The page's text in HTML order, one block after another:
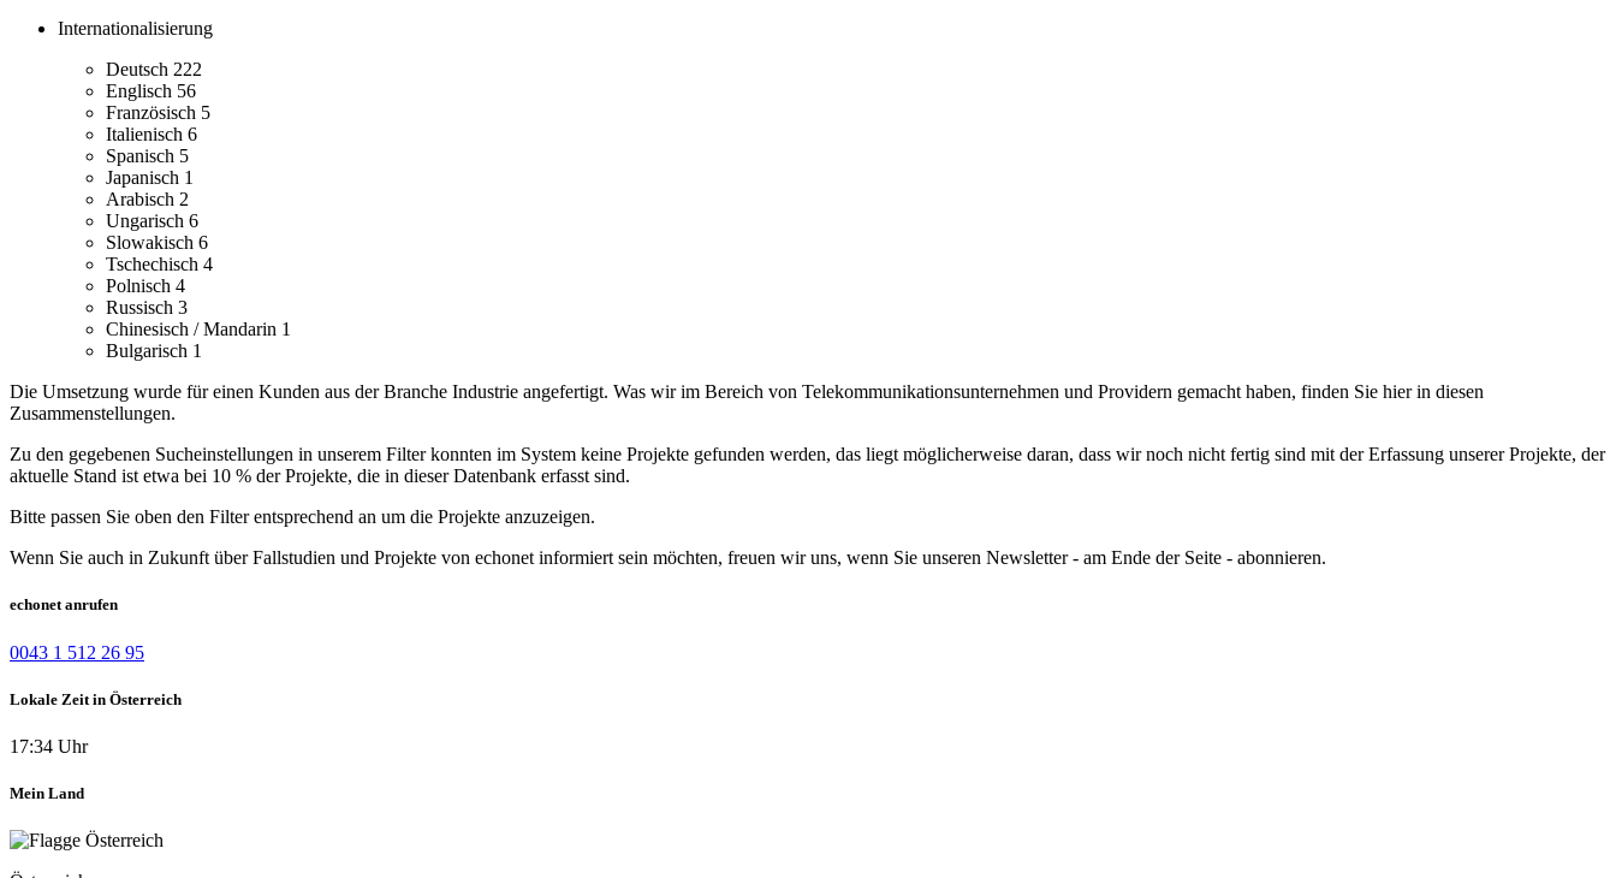
Internationalisierung
Deutsch 222
Englisch 56
Französisch 5
Italienisch 6
Spanisch 5
Japanisch 1
Arabisch 2
Ungarisch 6
Slowakisch 6
Tschechisch 4
Polnisch 4
Russisch 3
Chinesisch / Mandarin 1
Bulgarisch 1
Die Umsetzung wurde für einen Kunden aus der Branche Industrie angefertigt. Was wir im Bereich von Telekommunikationsunternehmen und Providern gemacht haben, finden Sie hier in diesen
Zusammenstellungen.
Zu den gegebenen Sucheinstellungen in unserem Filter konnten im System keine Projekte gefunden werden, das liegt möglicherweise daran, dass wir noch nicht fertig sind mit der Erfassung unserer Projekte, der
aktuelle Stand ist etwa bei 10 % der Projekte, die in dieser Datenbank erfasst sind.
Bitte passen Sie oben den Filter entsprechend an um die Projekte anzuzeigen.
Wenn Sie auch in Zukunft über Fallstudien und Projekte von echonet informiert sein möchten, freuen wir uns, wenn Sie unseren Newsletter - am Ende der Seite - abonnieren.
echonet anrufen
0043 1 512 26 95
Lokale Zeit in Österreich
17:34 Uhr
Mein Land